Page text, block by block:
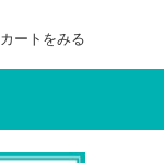
カートをみる